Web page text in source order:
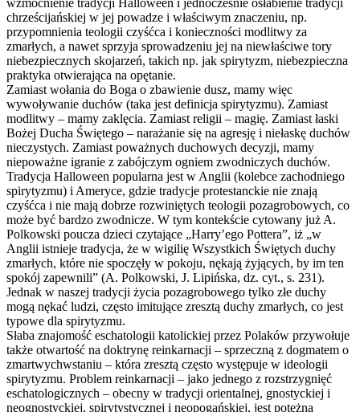
chrześcijańskiej w jej powadze i właściwym znaczeniu, np.
przypomnienia teologii czyśćca i konieczności modlitwy za
zmarłych, a nawet sprzyja sprowadzeniu jej na niewłaściwe tory
niebezpiecznych skojarzeń, takich np. jak spirytyzm, niebezpieczna
praktyka otwierająca na opętanie.
Zamiast wołania do Boga o zbawienie dusz, mamy więc
wywoływanie duchów (taka jest definicja spirytyzmu). Zamiast
modlitwy – mamy zaklęcia. Zamiast religii – magię. Zamiast łaski
Bożej Ducha Świętego – narażanie się na agresję i niełaskę duchów
nieczystych. Zamiast poważnych duchowych decyzji, mamy
niepoważne igranie z zabójczym ogniem zwodniczych duchów.
Tradycja Halloween popularna jest w Anglii (kolebce zachodniego
spirytyzmu) i Ameryce, gdzie tradycje protestanckie nie znają
czyśćca i nie mają dobrze rozwiniętych teologii pozagrobowych, co
może być bardzo zwodnicze. W tym kontekście cytowany już A.
Polkowski poucza dzieci czytające „Harry’ego Pottera”, iż „w
Anglii istnieje tradycja, że w wigilię Wszystkich Świętych duchy
zmarłych, które nie spoczęły w pokoju, nękają żyjących, by im ten
spokój zapewnili” (A. Polkowski, J. Lipińska, dz. cyt., s. 231).
Jednak w naszej tradycji życia pozagrobowego tylko złe duchy
mogą nękać ludzi, często imitujące zresztą duchy zmarłych, co jest
typowe dla spirytyzmu.
Słaba znajomość eschatologii katolickiej przez Polaków przywołuje
także otwartość na doktrynę reinkarnacji – sprzeczną z dogmatem o
zmartwychwstaniu – która zresztą często występuje w ideologii
spirytyzmu. Problem reinkarnacji – jako jednego z rozstrzygnięć
eschatologicznych – obecny w tradycji orientalnej, gnostyckiej i
neognostyckiej, spirytystycznej i neopogańskiej, jest potężną